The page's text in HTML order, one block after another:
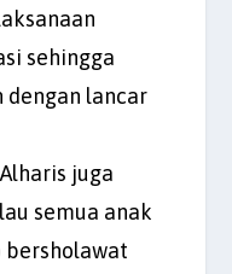
sehingga
lancar
juga
semua anak
bersholawat